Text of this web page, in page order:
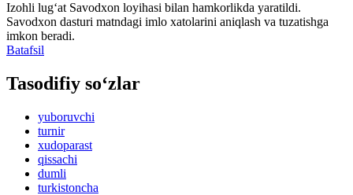
Izohli lugʻat Savodxon loyihasi bilan hamkorlikda yaratildi.
Savodxon dasturi matndagi imlo xatolarini aniqlash va tuzatishga
imkon beradi.
Batafsil
Tasodifiy so‘zlar
yuboruvchi
turnir
xudoparast
qissachi
dumli
turkistoncha